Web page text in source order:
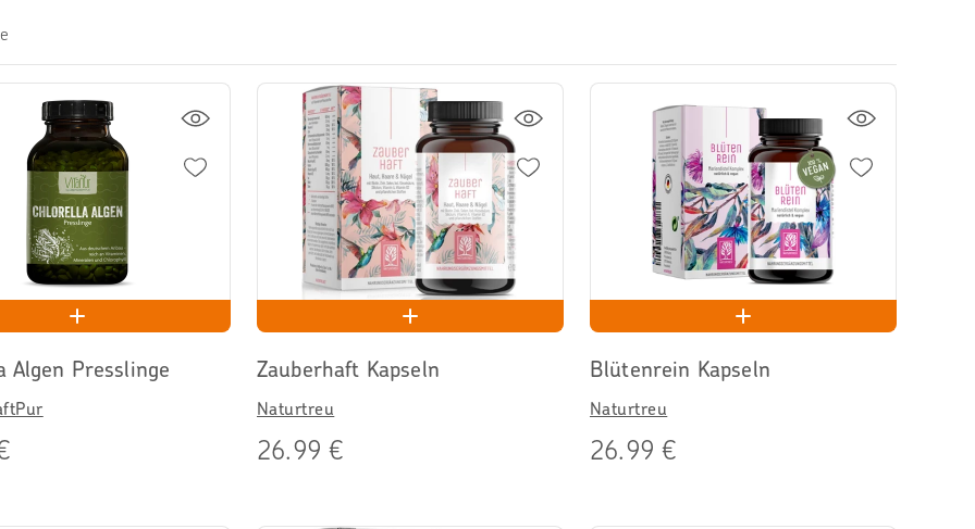
Algen Presslinge Zauberhaft Kapseln
Naturtreu
26.99 €
Blütenrein Kapseln
Naturtreu
26.99 €